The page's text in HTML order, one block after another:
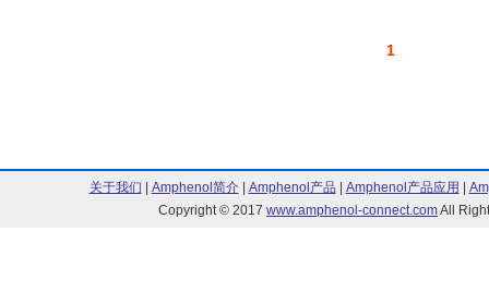
1
关于我们 Amphenol简介| Amphenol产品 Amphenol产品应用
Copyright © 2017 www.amphenol-connect.comAll